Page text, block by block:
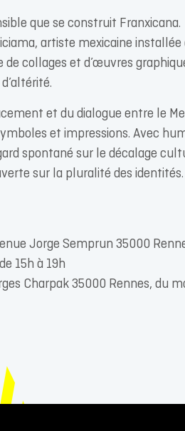
que se construit Franxicana.
artiste mexicaine installée
collages et d’œuvres
et du dialogue entre le
et impressions. Avec
spontané sur le décalage
sur la pluralité des identités.
Jorge Semprun 35000
15h à 19h
Charpak 35000 Rennes, du